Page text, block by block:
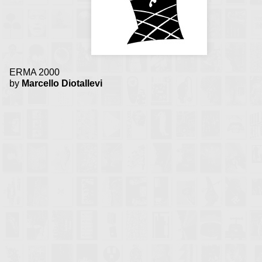
ERMA 2000
by Marcello Diotallevi